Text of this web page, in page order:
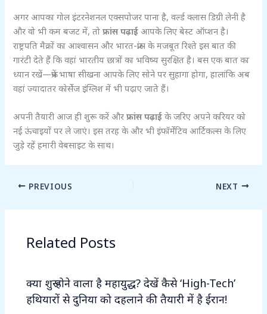
अगर आपका गोल इंटरनेशनल एक्सपोजर पाना है, वर्ल्ड क्लास डिग्री लेनी है
और वो भी कम बजट में, तोफ्रांस पढ़ाई आपके लिए बेस्ट ऑप्शन है।
राष्ट्रपति मैक्रों का आश्वासन और भारत-फ्रांस के मजबूत रिश्ते इस बात की
गारंटी देते हैं कि वहां भारतीय छात्रों का भविष्य सुरक्षित है। बस एक बात का
ध्यान रखें—फ्रेंच भाषा सीखना आपके लिए सोने पर सुहागा होगा, हालांकि अब
वहां ज्यादातर कोर्सेज इंग्लिश में भी पढ़ाए जाते हैं।
अपनी तैयारी आज ही शुरू करें औरफ्रांस पढ़ाई के जरिए अपने करियर को
नई ऊंचाइयों पर ले जाएं। इस तरह के और भी इंफॉर्मेटिव आर्टिकल्स के लिए
जुड़े रहें हमारी वेबसाइट के साथ।
PREVIOUS NEXT
Related Posts
क्या शुरू होने वाला है महायुद्ध? देखें कैसे ‘High-Tech’
हथियारों से दुनिया को दहलाने की तैयारी में है ईरान!